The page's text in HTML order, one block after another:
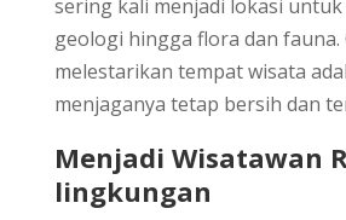
sering kali menjadi lokasi
geologi hingga flora dan fauna.
melestarikan tempat wisata
menjaganya tetap bersih dan
Menjadi Wisatawan
lingkungan